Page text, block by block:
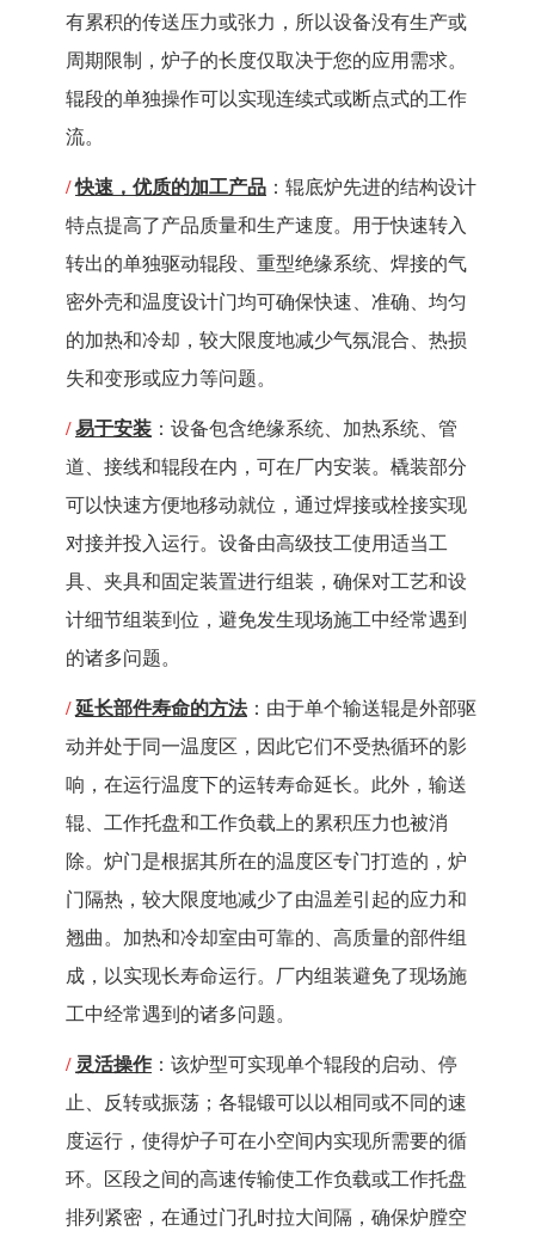
有累积的传送压力或张力，所以设备没有生产或
周期限制，炉子的长度仅取决于您的应用需求。
辊段的单独操作可以实现连续式或断点式的工作
流。
/快速，优质的加工产品 ：辊底炉先进的结构设计
特点提高了产品质量和生产速度。用于快速转入
转出的单独驱动辊段、重型绝缘系统、焊接的气
密外壳和温度设计门均可确保快速、准确、均匀
的加热和冷却，较大限度地减少气氛混合、热损
失和变形或应力等问题。
/易于安装 ：设备包含绝缘系统、加热系统、管
道、接线和辊段在内，可在厂内安装。橇装部分
可以快速方便地移动就位，通过焊接或栓接实现
对接并投入运行。设备由高级技工使用适当工
具、夹具和固定装置进行组装，确保对工艺和设
计细节组装到位，避免发生现场施工中经常遇到
的诸多问题。
/延长部件寿命的方法：由于单个输送辊是外部驱
动并处于同一温度区，因此它们不受热循环的影
响，在运行温度下的运转寿命延长。此外，输送
辊、工作托盘和工作负载上的累积压力也被消
除。炉门是根据其所在的温度区专门打造的，炉
门隔热，较大限度地减少了由温差引起的应力和
翘曲。加热和冷却室由可靠的、高质量的部件组
成，以实现长寿命运行。厂内组装避免了现场施
工中经常遇到的诸多问题。
/ 灵活操作 ：该炉型可实现单个辊段的启动、停
止、反转或振荡；各辊锻可以以相同或不同的速
度运行，使得炉子可在小空间内实现所需要的循
环。区段之间的高速传输使工作负载或工作托盘
排列紧密，在通过门孔时拉大间隔，确保炉膛空